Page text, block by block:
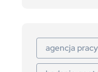
agencja